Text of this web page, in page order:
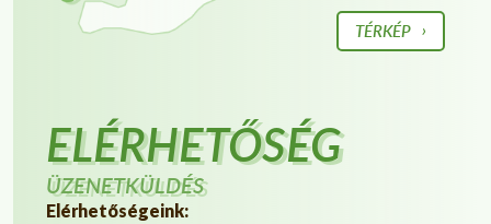
TÉRKÉP
ELÉRHETŐSÉG
ÜZENETKÜLDÉS
Elérhetőségeink: